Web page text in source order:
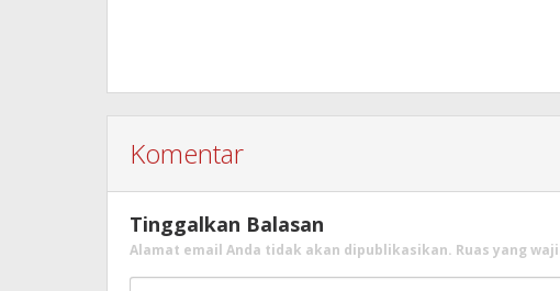
Komentar
Tinggalkan Balasan
Alamat email Anda tidak akan dipublikasikan. Ruas yang